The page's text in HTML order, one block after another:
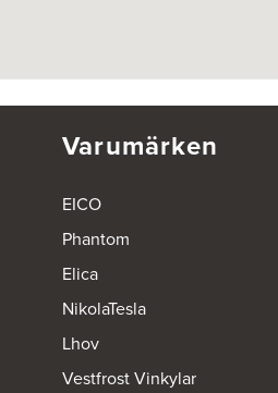
Varumärken
EICO
Phantom
Elica
NikolaTesla
Lhov
Vestfrost Vinkylar